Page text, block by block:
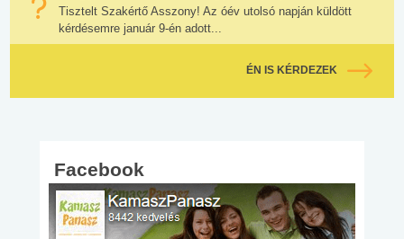
Tisztelt Szakértő Asszony! Az óév utolsó napján küldött
kérdésemre január 9-én adott...
ÉN IS KÉRDEZEK
Facebook